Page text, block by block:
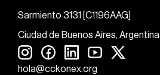
Sarmiento 3131 [C1196AAG]
Ciudad de Buenos Aires, Argentina
hola@cckonex.org